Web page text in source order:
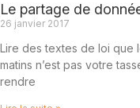
Le partage de
26 janvier 2017
Lire des textes de loi que
matins n’est pas votre
rendre